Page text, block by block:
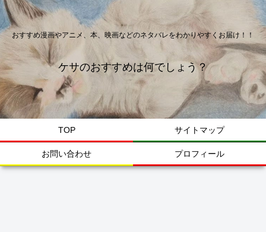
おすすめ漫画やアニメ、本、映画などのネタバレをわかりやすくお届け！！
ケサのおすすめは何でしょう？
TOP サイトマップ
お問い合わせ プロフィール